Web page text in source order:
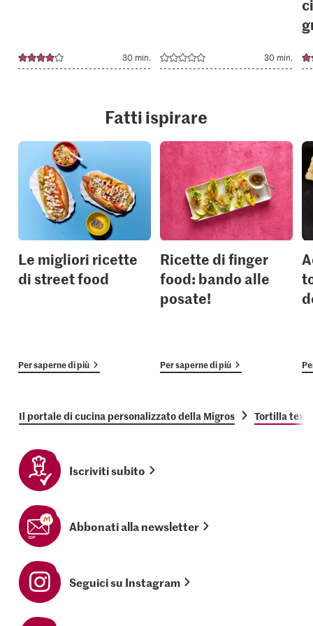
30 min. 30 min.
Fatti ispirare
Le migliori ricette
di street food
Per saperne di più
Ricette di finger
food: bando alle
posate!
Per saperne di più
Il portale di cucina personalizzato della Migros Tortilla tex-
Iscriviti subito
Abbonati alla newsletter
Seguici su Instagram